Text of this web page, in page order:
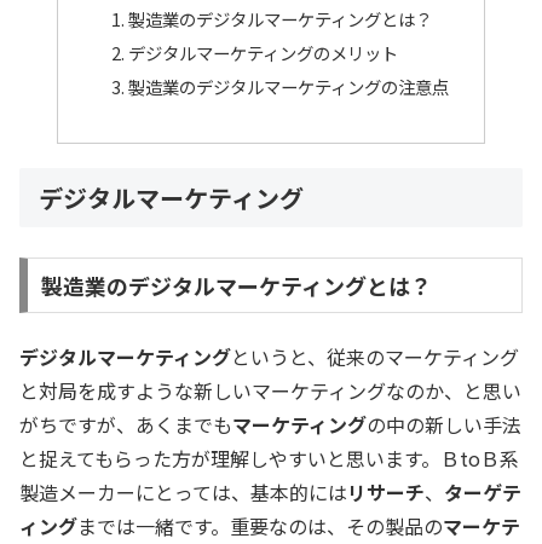
製造業のデジタルマーケティングとは？
デジタルマーケティングのメリット
製造業のデジタルマーケティングの注意点
デジタルマーケティング
製造業のデジタルマーケティングとは？
デジタルマーケティングというと、従来のマーケティング
と対局を成すような新しいマーケティングなのか、と思い
がちですが、あくまでもマーケティングの中の新しい手法
と捉えてもらった方が理解しやすいと思います。ＢtoＢ系
製造メーカーにとっては、基本的にはリサーチ、 ターゲテ
ィングまでは一緒です。重要なのは、その製品のマーケテ